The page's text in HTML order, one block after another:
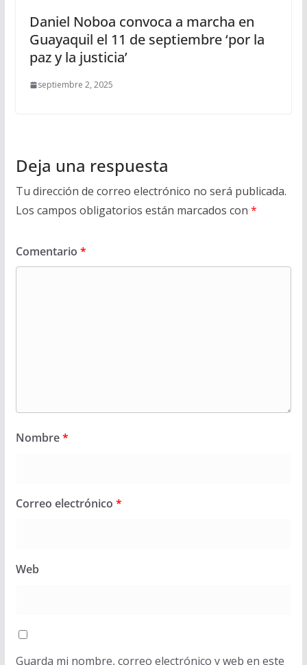
Daniel Noboa convoca a marcha en
Guayaquil el 11 de septiembre ‘por la
paz y la justicia’
septiembre 2, 2025
Deja una respuesta
Tu dirección de correo electrónico no será publicada.
Los campos obligatorios están marcados con *
Comentario *
Nombre*
Correo electrónico *
Web
Guarda mi nombre, correo electrónico y web en este